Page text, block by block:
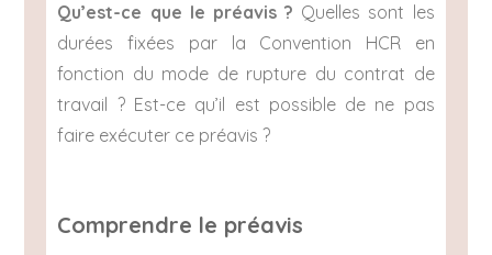
Qu’est-ce que le préavis ? Quelles sont les
durées fixées par la Convention HCR en
fonction du mode de rupture du contrat de
travail ? Est-ce qu’il est possible de ne pas
faire exécuter ce préavis ?
Comprendre le préavis